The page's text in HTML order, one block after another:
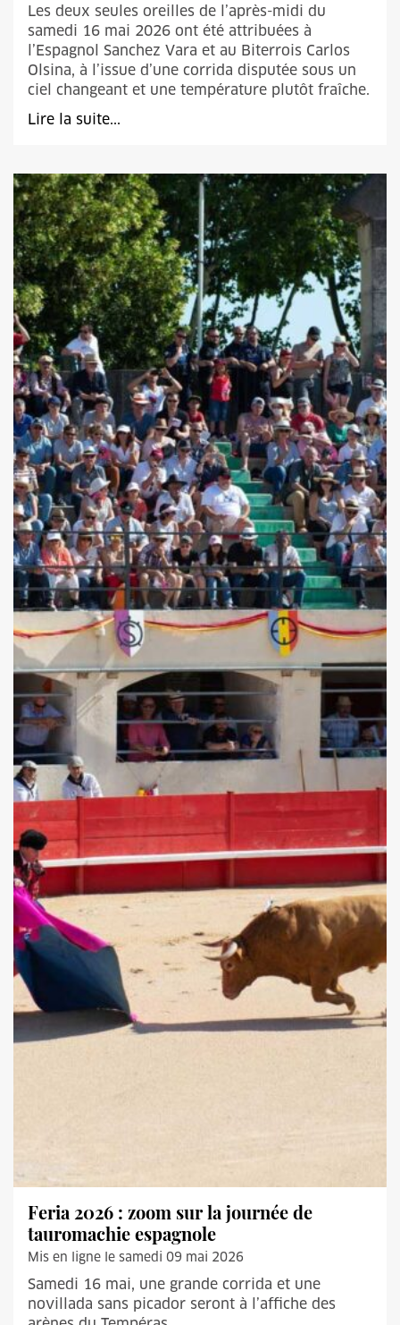
Les deux seules oreilles de l’après-midi du
samedi 16 mai 2026 ont été attribuées à
l’Espagnol Sanchez Vara et au Biterrois Carlos
Olsina, à l’issue d’une corrida disputée sous un
ciel changeant et une température plutôt fraîche.
Lire la suite...
Feria 2026 : zoom sur la journée de
tauromachie espagnole
Mis en ligne le samedi 09 mai 2026
Samedi 16 mai, une grande corrida et une
novillada sans picador seront à l’affiche des